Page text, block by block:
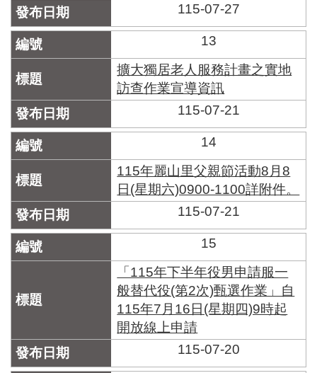
115-07-27
13
擴大獨居老人服務計畫之實地
訪查作業宣導資訊
115-07-21
14
115年麗山里父親節活動8月8
日(星期六)0900-1100詳附件。
115-07-21
15
「115年下半年役男申請服一
般替代役(第2次)甄選作業」自
115年7月16日(星期四)9時起
開放線上申請
115-07-20